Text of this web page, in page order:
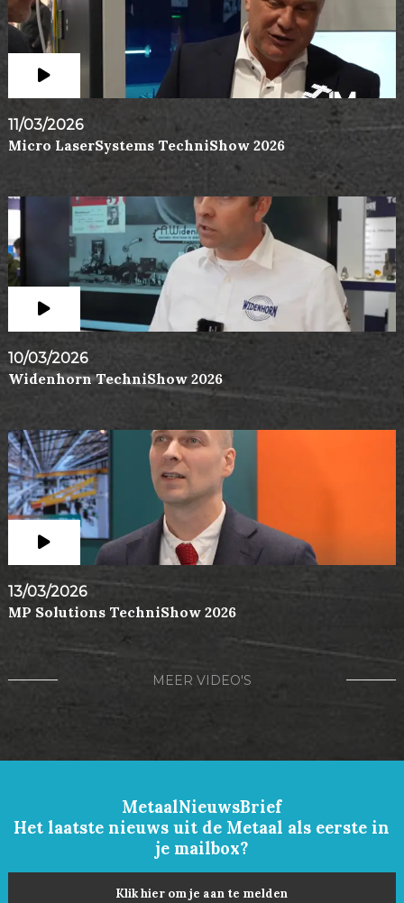
11/03/2026
Micro LaserSystems TechniShow 2026
10/03/2026
Widenhorn TechniShow 2026
13/03/2026
MP Solutions TechniShow 2026
MEER VIDEO'S
MetaalNieuwsBrief
Het laatste nieuws uit de Metaal als eerste in
je mailbox?
Klik hier om je aan te melden